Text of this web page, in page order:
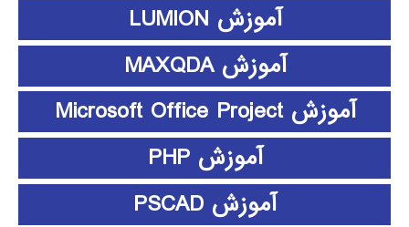
آموزش LUMION
آموزش MAXQDA
آموزش Microsoft Office Project
آموزش PHP
آموزش PSCAD